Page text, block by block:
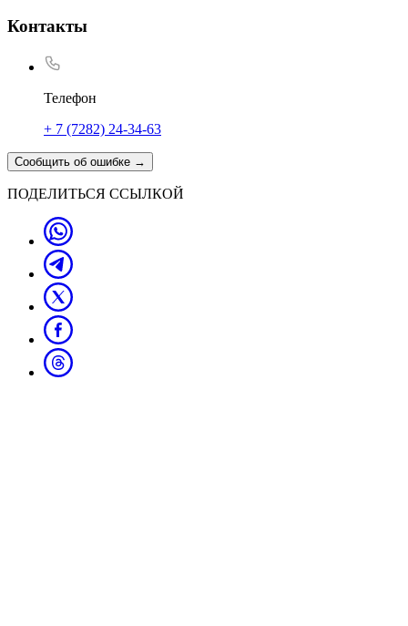
Контакты
Телефон
+ 7 (7282) 24-34-63
Сообщить об ошибке →
ПОДЕЛИТЬСЯ ССЫЛКОЙ